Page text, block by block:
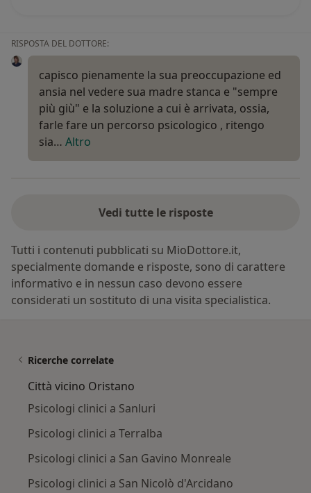
RISPOSTA DEL DOTTORE:
capisco pienamente la sua preoccupazione ed
ansia nel vedere sua madre stanca e "sempre
più giù" e la soluzione a cui è arrivata, ossia,
farle fare un percorso psicologico , ritengo
sia… Altro
Vedi tutte le risposte
Tutti i contenuti pubblicati su MioDottore.it,
specialmente domande e risposte, sono di carattere
informativo e in nessun caso devono essere
considerati un sostituto di una visita specialistica.
Ricerche correlate
Città vicino Oristano
Psicologi clinici a Sanluri
Psicologi clinici a Terralba
Psicologi clinici a San Gavino Monreale
Psicologi clinici a San Nicolò d'Arcidano